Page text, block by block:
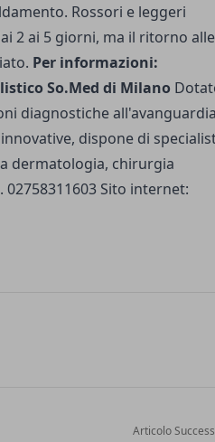
Rossori e leggeri
2 ai 5 giorni, ma il ritorno alle
Per informazioni:
So.Med di Milano
diagnostiche
dispone di
dermatologia, chirurgia
02758311603 Sito internet:
Articolo